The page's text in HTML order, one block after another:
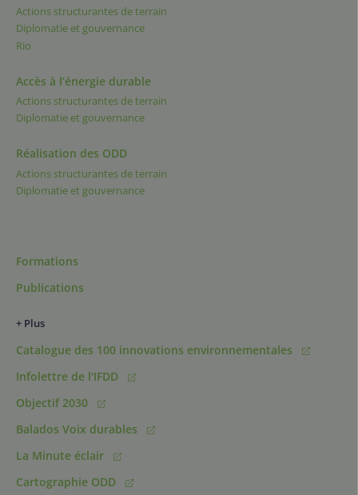
Actions structurantes de terrain
Diplomatie et gouvernance
Rio
Accès à l’énergie durable
Actions structurantes de terrain
Diplomatie et gouvernance
Réalisation des ODD
Actions structurantes de terrain
Diplomatie et gouvernance
Formations
Publications
+ Plus
Catalogue des 100 innovations environnementales
Infolettre de l'IFDD
Objectif 2030
Balados Voix durables
La Minute éclair
Cartographie ODD